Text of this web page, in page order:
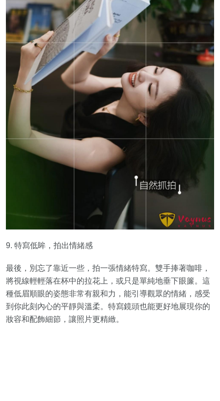
9. 特寫低眸，拍出情緒感
最後，別忘了靠近一些，拍一張情緒特寫。雙手捧著咖啡，
將視線輕輕落在杯中的拉花上，或只是單純地垂下眼簾。這
種低眉順眼的姿態非常有親和力，能引導觀眾的情緒，感受
到你此刻內心的平靜與溫柔。特寫鏡頭也能更好地展現你的
妝容和配飾細節，讓照片更精緻。